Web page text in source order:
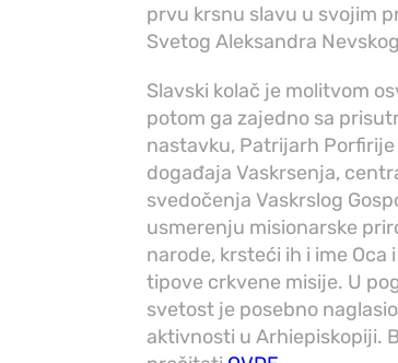
prvu krsnu slavu u svojim
Svetog Aleksandra
Slavski kolač je molitvom
potom ga zajedno sa
nastavku, Patrijarh
događaja Vaskrsenja,
svedočenja Vaskrslog
usmerenju misionarske
narode, krsteći ih i ime
tipove crkvene misije. U
svetost je posebno
aktivnosti u Arhiepiskopiji.